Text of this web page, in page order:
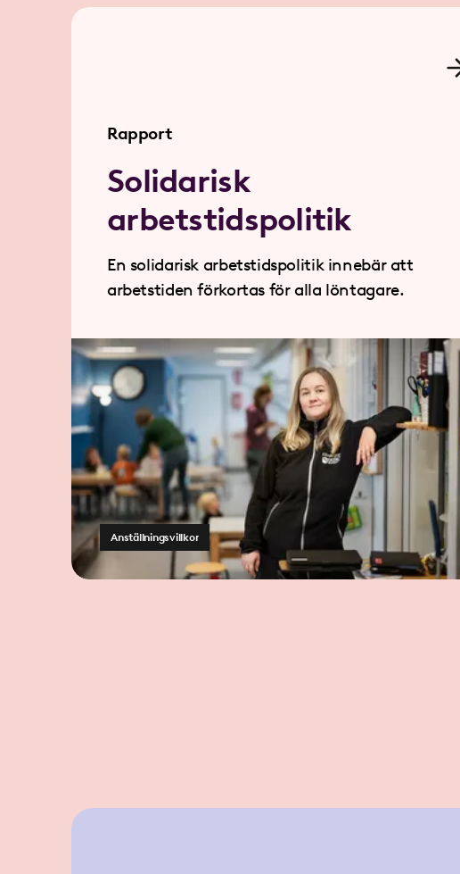
Rapport
Solidarisk
arbetstidspolitik
En solidarisk arbetstidspolitik innebär att
arbetstiden förkortas för alla löntagare.
Anställningsvillkor